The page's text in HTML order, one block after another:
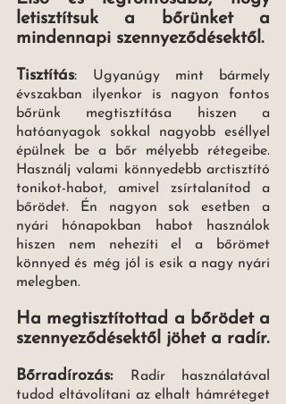
letisztítsuk a bőrünket a
mindennapi szennyeződésektől.
Tisztítás:
Ugyanúgy mint bármely
évszakban ilyenkor is nagyon fontos
bőrünk megtisztítása hiszen a
hatóanyagok sokkal nagyobb eséllyel
épülnek be a bőr mélyebb rétegeibe.
Használj valami könnyedebb arctisztító
tonikot-habot, amivel zsírtalanítod a
bőrödet. Én nagyon sok esetben a
nyári hónapokban habot használok
hiszen nem nehezíti el a bőrömet
könnyed és még jól is esik a nagy nyári
melegben.
Ha megtisztítottad a bőrödet a
szennyeződésektől jöhet a radír.
Bőrradírozás:
Radír használatával
tudod eltávolítani az elhalt hámréteget